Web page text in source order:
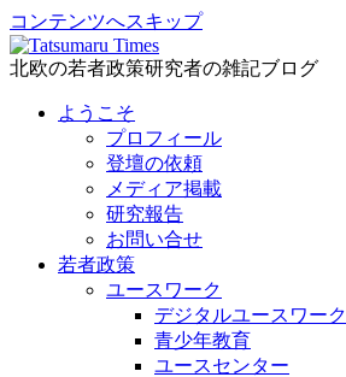
コンテンツへスキップ
北欧の若者政策研究者の雑記ブログ
ようこそ
プロフィール
登壇の依頼
メディア掲載
研究報告
お問い合せ
若者政策
ユースワーク
デジタルユースワーク
青少年教育
ユースセンター